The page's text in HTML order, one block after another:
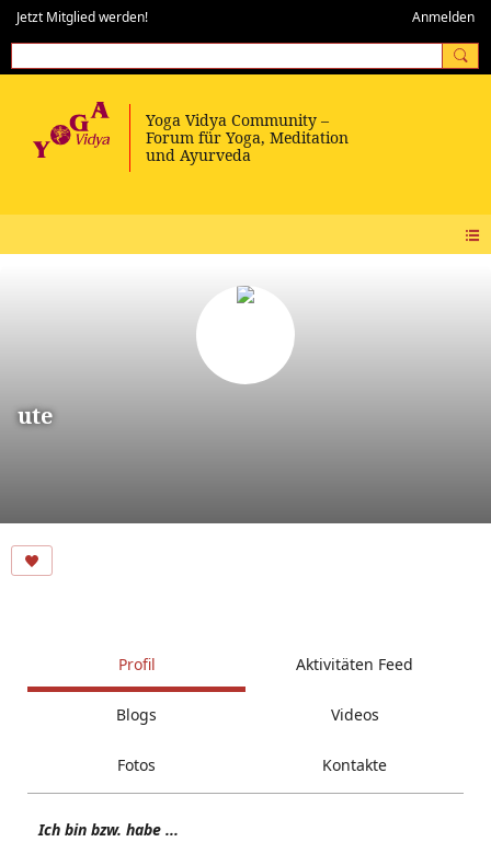
Jetzt Mitglied werden! Anmelden
ute
Profil Aktivitäten Feed
Blogs Videos
Fotos Kontakte
Ich bin bzw. habe ...